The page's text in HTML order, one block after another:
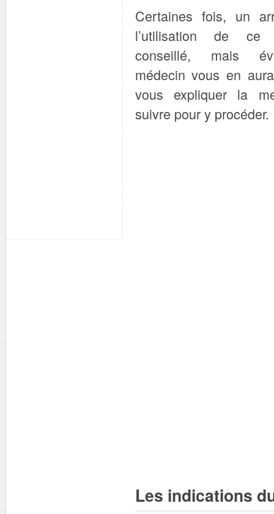
Certaines fois, un
l’utilisation de ce
conseillé, mais
médecin vous en
vous expliquer la
suivre pour y procéder.
Les indications